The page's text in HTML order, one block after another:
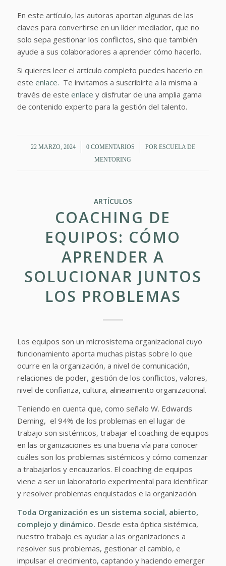
En este artículo, las autoras aportan algunas de las
claves para convertirse en un líder mediador, que no
solo sepa gestionar los conflictos, sino que también
ayude a sus colaboradores a aprender cómo hacerlo.
Si quieres leer el artículo completo puedes hacerlo en
este enlace. Te invitamos a suscribirte a la misma a
través de este enlace y disfrutar de una amplia gama
de contenido experto para la gestión del talento.
22 MARZO, 2024
/ 0 COMENTARIOS
/ POR ESCUELA DE
MENTORING
ARTÍCULOS
COACHING DE
EQUIPOS: CÓMO
APRENDER A
SOLUCIONAR JUNTOS
LOS PROBLEMAS
Los equipos son un microsistema organizacional cuyo
funcionamiento aporta muchas pistas sobre lo que
ocurre en la organización, a nivel de comunicación,
relaciones de poder, gestión de los conflictos, valores,
nivel de confianza, cultura, alineamiento organizacional.
Teniendo en cuenta que, como señalo W. Edwards
Deming, el 94% de los problemas en el lugar de
trabajo son sistémicos, trabajar el coaching de equipos
en las organizaciones es una buena vía para conocer
cuáles son los problemas sistémicos y cómo comenzar
a trabajarlos y encauzarlos. El coaching de equipos
viene a ser un laboratorio experimental para identificar
y resolver problemas enquistados e la organización.
Toda Organización es un sistema social, abierto,
complejo y dinámico. Desde esta óptica sistémica,
nuestro trabajo es ayudar a las organizaciones a
resolver sus problemas, gestionar el cambio, e
impulsar el crecimiento, captando y haciendo emerger